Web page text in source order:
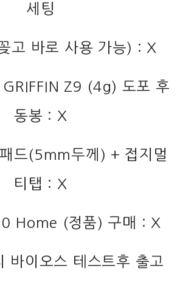
세팅
고 바로 사용 가능) : X
Z9 (4g) 도포 후
동봉 : X
드(5mm두께) + 접지멀
티탭 : X
Home (정품) 구매 : X
바이오스 테스트후 출고